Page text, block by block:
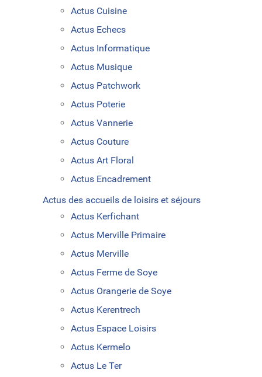
Actus Cuisine
Actus Echecs
Actus Informatique
Actus Musique
Actus Patchwork
Actus Poterie
Actus Vannerie
Actus Couture
Actus Art Floral
Actus Encadrement
Actus des accueils de loisirs et séjours
Actus Kerfichant
Actus Merville Primaire
Actus Merville
Actus Ferme de Soye
Actus Orangerie de Soye
Actus Kerentrech
Actus Espace Loisirs
Actus Kermelo
Actus Le Ter